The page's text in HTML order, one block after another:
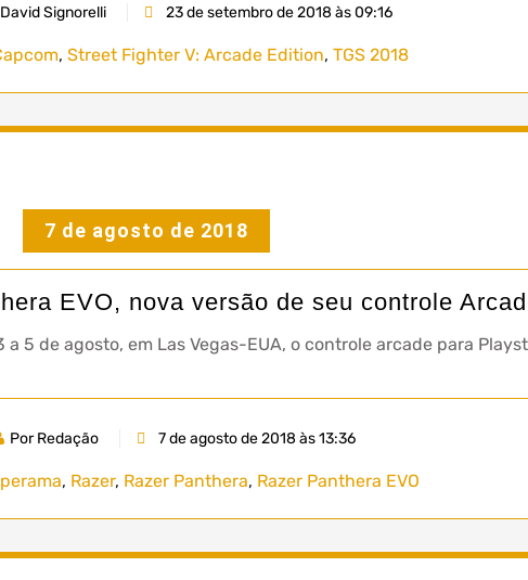
Signorelli 23 de setembro de 2018 às 09:16
, Street Fighter V: Arcade Edition, TGS 2018
7 de agosto de 2018
EVO, nova versão de seu controle
5 de agosto, em Las Vegas-EUA, o controle arcade para
Por Redação 7 de agosto de 2018 às 13:36
, Razer, Razer Panthera, Razer Panthera EVO